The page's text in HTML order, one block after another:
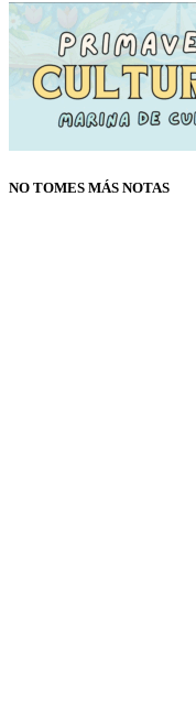
NO TOMES MÁS NOTAS